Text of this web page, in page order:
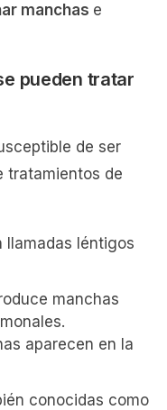
manchas e
pueden tratar
de ser
tratamientos de
llamadas léntigos
manchas
aparecen en la
conocidas como